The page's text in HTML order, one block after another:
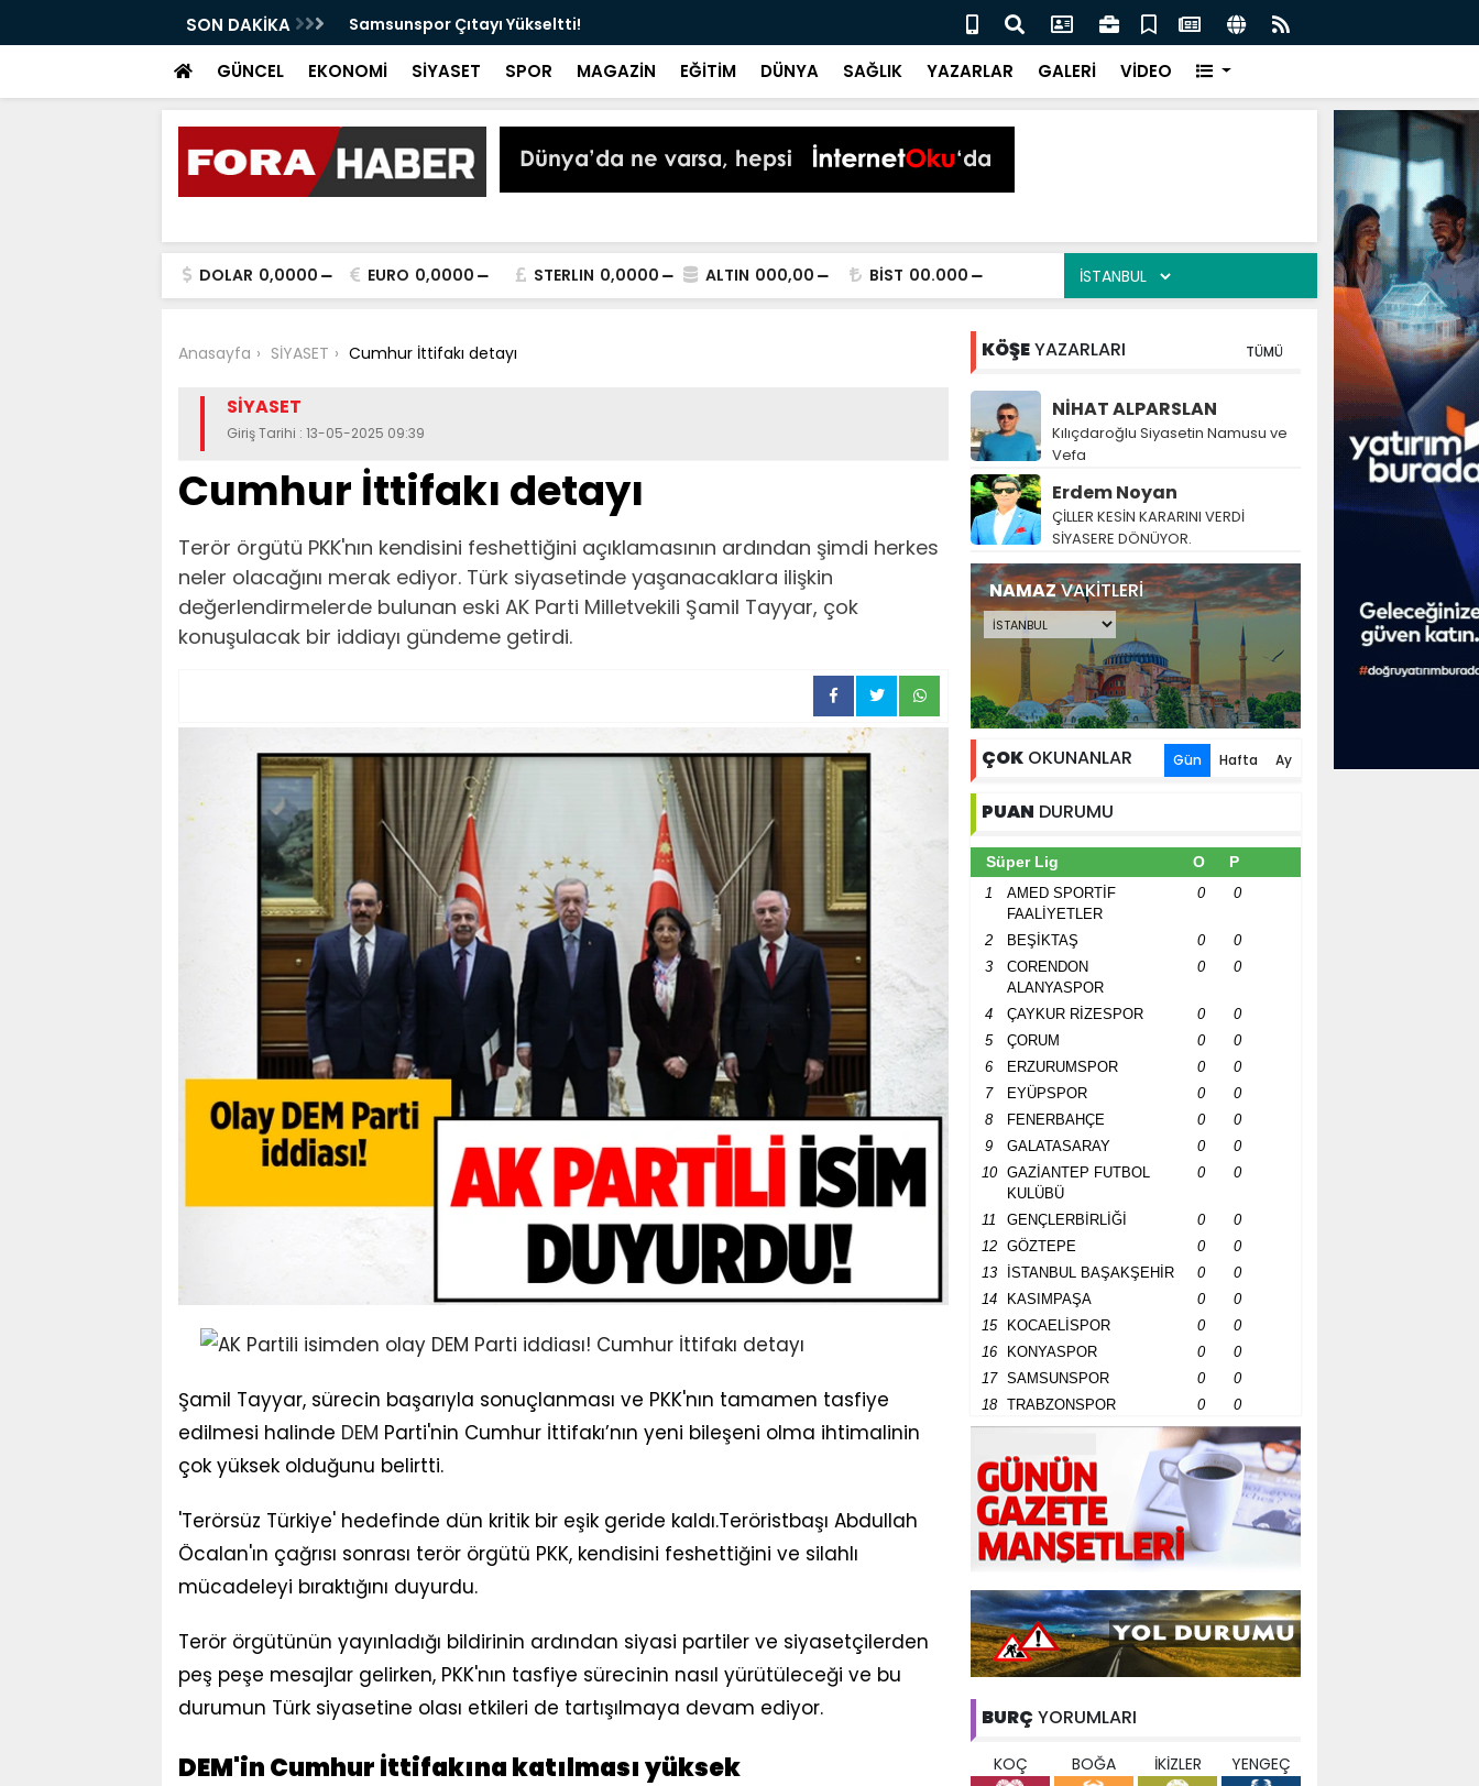
SON DAKİKA
Bir Tekkeköy İçin Çalışıyoruz" Samsunspor Çıtayı Yükseltti! Başkan Kurnaz: İlkadım’da Gönüllere Dokunuyoruz
GÜNCEL EKONOMİ SİYASET SPOR MAGAZİN EĞİTİM DÜNYA SAĞLIK YAZARLAR GALERİ VİDEO
DOLAR 0,0000 EURO 0,0000 STERLIN 0,0000 ALTIN 000,00 BİST 00.000
Anasayfa SİYASET Cumhur İttifakı detayı
SİYASET
Giriş Tarihi : 13-05-2025 09:39
Cumhur İttifakı detayı
Terör örgütü PKK'nın kendisini feshettiğini açıklamasının ardından şimdi herkes
neler olacağını merak ediyor. Türk siyasetinde yaşanacaklara ilişkin
değerlendirmelerde bulunan eski AK Parti Milletvekili Şamil Tayyar, çok
konuşulacak bir iddiayı gündeme getirdi.
Şamil Tayyar, sürecin başarıyla sonuçlanması ve PKK'nın tamamen tasfiye
edilmesi halinde DEM Parti'nin Cumhur İttifakı’nın yeni bileşeni olma ihtimalinin
çok yüksek olduğunu belirtti.
'Terörsüz Türkiye' hedefinde dün kritik bir eşik geride kaldı.Teröristbaşı Abdullah
Öcalan'ın çağrısı sonrası terör örgütü PKK, kendisini feshettiğini ve silahlı
mücadeleyi bıraktığını duyurdu.
Terör örgütünün yayınladığı bildirinin ardından siyasi partiler ve siyasetçilerden
peş peşe mesajlar gelirken, PKK'nın tasfiye sürecinin nasıl yürütüleceği ve bu
durumun Türk siyasetine olası etkileri de tartışılmaya devam ediyor.
DEM'in Cumhur İttifakına katılması yüksek
KÖŞEYAZARLARI TÜMÜ
NİHAT ALPARSLAN
Kılıçdaroğlu Siyasetin Namusu ve
Vefa
Erdem Noyan
ÇİLLER KESİN KARARINI VERDİ
SİYASERE DÖNÜYOR.
NAMAZVAKİTLERİ
ÇOK OKUNANLAR Gün Hafta Ay
PUAN DURUMU
Süper Lig O P
1
AMED SPORTİF
FAALİYETLER
0 0
2 BEŞİKTAŞ 0
0
3
CORENDON
ALANYASPOR
0 0
4 ÇAYKUR RİZESPOR 0
0
5
ÇORUM 0
0
6
ERZURUMSPOR 0
0
7
EYÜPSPOR 0
0
8
FENERBAHÇE 0
0
9
GALATASARAY 0
0
10
GAZİANTEP FUTBOL
KULÜBÜ
0 0
11 GENÇLERBİRLİĞİ 0
0
12
GÖZTEPE 0
0
13
İSTANBUL BAŞAKŞEHİR 0
0
14
KASIMPAŞA 0
0
15
KOCAELİSPOR 0
0
16
KONYASPOR 0
0
17
SAMSUNSPOR 0
0
18
TRABZONSPOR 0 0
BURÇ YORUMLARI
KOÇ BOĞA İKİZLER YENGEÇ